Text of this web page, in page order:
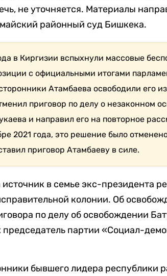
не уточняется. Материалы
районный суд Бишкека.
в Киргизии вспыхнули массовые
с официальными итогами
Атамбаева освободили его
приговор по делу о незаконном
и направил его на повторное
2021 года, это решение было
приговор Атамбаеву в силе.
в семье экс-президента
колонии. Об
по делу об освобождении
председатель партии «Социал-
бывшего лидера республики